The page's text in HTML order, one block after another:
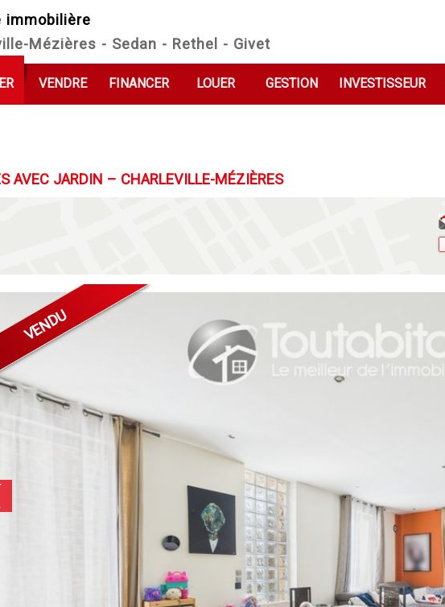
immobilière
Mézières - Sedan - Rethel - Givet
VENDRE FINANCER LOUER GESTION INVESTISSEUR
AVEC JARDIN – CHARLEVILLE-MÉZIÈRES
VENDU